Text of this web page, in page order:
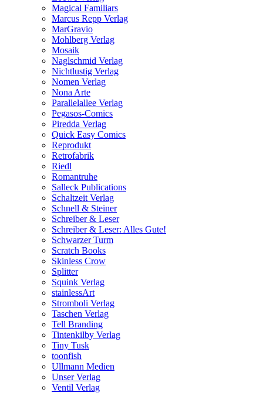
Magical Familiars
Marcus Repp Verlag
MarGravio
Mohlberg Verlag
Mosaik
Naglschmid Verlag
Nichtlustig Verlag
Nomen Verlag
Nona Arte
Parallelallee Verlag
Pegasos-Comics
Piredda Verlag
Quick Easy Comics
Reprodukt
Retrofabrik
Riedl
Romantruhe
Salleck Publications
Schaltzeit Verlag
Schnell & Steiner
Schreiber & Leser
Schreiber & Leser: Alles Gute!
Schwarzer Turm
Scratch Books
Skinless Crow
Splitter
Squink Verlag
stainlessArt
Stromboli Verlag
Taschen Verlag
Tell Branding
Tintenkilby Verlag
Tiny Tusk
toonfish
Ullmann Medien
Unser Verlag
Ventil Verlag